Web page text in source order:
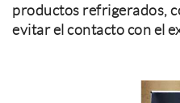
productos refrigerados,
evitar el contacto con el